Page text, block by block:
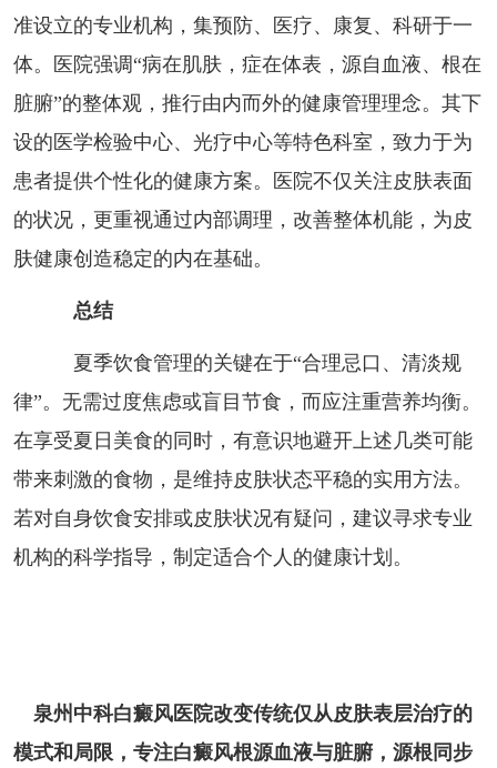
准设立的专业机构，集预防、医疗、康复、科研于一
体。医院强调“病在肌肤，症在体表，源自血液、根在
脏腑”的整体观，推行由内而外的健康管理理念。其下
设的医学检验中心、光疗中心等特色科室，致力于为
患者提供个性化的健康方案。医院不仅关注皮肤表面
的状况，更重视通过内部调理，改善整体机能，为皮
肤健康创造稳定的内在基础。
总结
夏季饮食管理的关键在于“合理忌口、清淡规
律”。无需过度焦虑或盲目节食，而应注重营养均衡。
在享受夏日美食的同时，有意识地避开上述几类可能
带来刺激的食物，是维持皮肤状态平稳的实用方法。
若对自身饮食安排或皮肤状况有疑问，建议寻求专业
机构的科学指导，制定适合个人的健康计划。
泉州中科白癜风医院改变传统仅从皮肤表层治疗的
模式和局限，专注白癜风根源血液与脏腑，源根同步